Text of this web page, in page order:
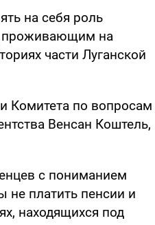
на себя роль
проживающим на
части Луганской
Комитета по вопросам
Венсан Коштель,
с пониманием
не платить пенсии и
находящихся под